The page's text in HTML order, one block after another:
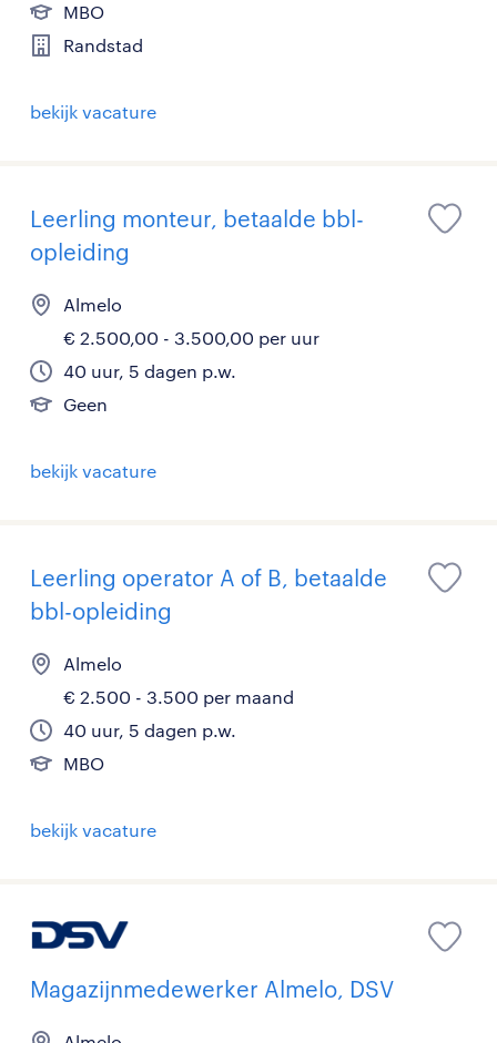
MBO
Randstad
bekijk vacature
Leerling monteur, betaalde bbl-
opleiding
Almelo
€ 2.500,00 - 3.500,00 per uur
40 uur, 5 dagen p.w.
Geen
bekijk vacature
Leerling operator A of B, betaalde
bbl-opleiding
Almelo
€ 2.500 - 3.500 per maand
40 uur, 5 dagen p.w.
MBO
bekijk vacature
Magazijnmedewerker Almelo, DSV